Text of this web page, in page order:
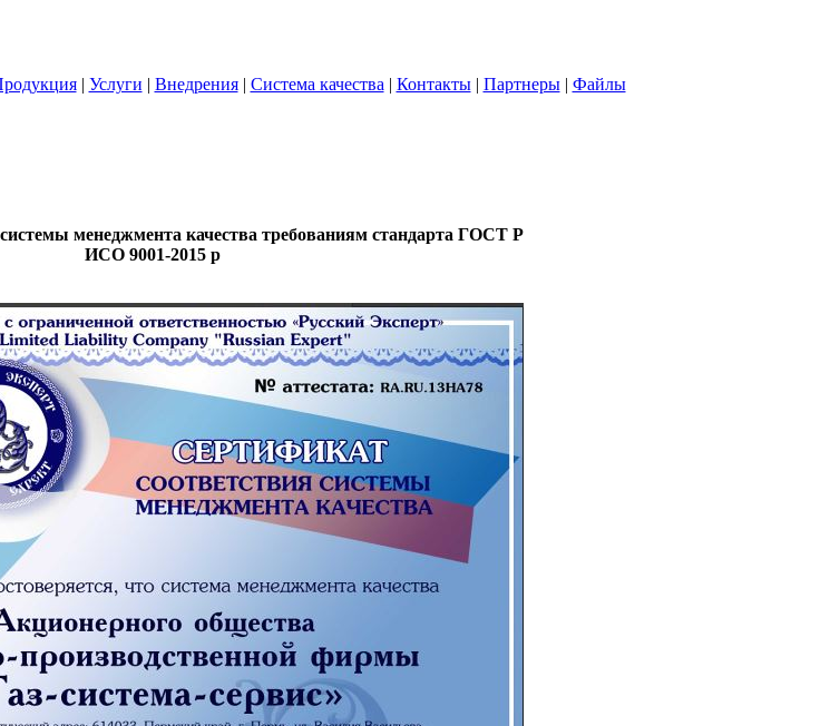
| Услуги | Внедрения | Система качества | Контакты | Партнеры | Файлы
менеджмента качества требованиям стандарта ГОСТ Р
ИСО 9001-2015 p